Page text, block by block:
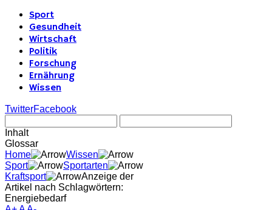
Sport
Gesundheit
Wirtschaft
Politik
Forschung
Ernährung
Wissen
TwitterFacebook
Inhalt
Glossar
Home
Wissen
Sport
Sportarten
Kraftsport
Anzeige der
Artikel nach Schlagwörtern:
Energiebedarf